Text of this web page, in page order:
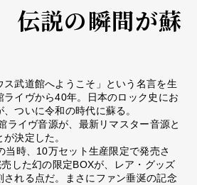
説の瞬間が蘇
武道館へようこそ」という名言を生
ライヴから40年。日本のロック史にお
ついに令和の時代に蘇る。
ライヴ音源が、最新リマスター音源と
決定した。
当時、10万セット生産限定で発売さ
した幻の限定BOXが、レア・グッズ
される点だ。まさにファン垂涎の記念